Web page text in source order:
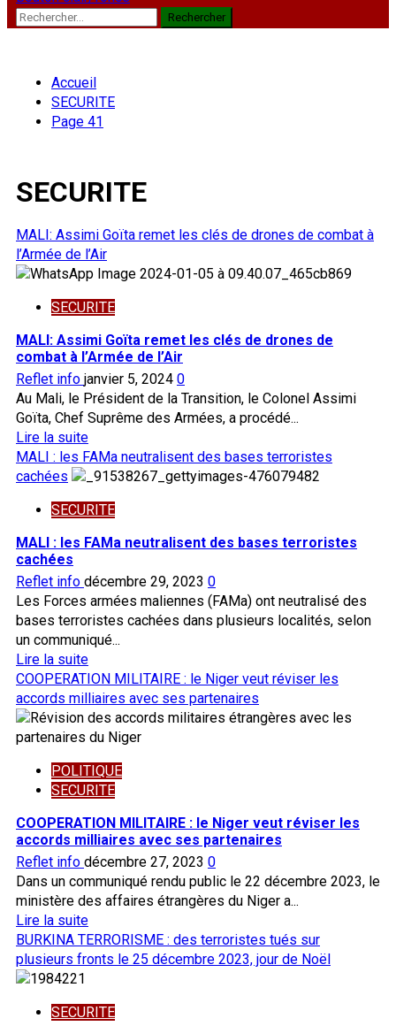
Rechercher :
Accueil
SECURITE
Page 41
SECURITE
MALI: Assimi Goïta remet les clés de drones de combat à
l’Armée de l’Air
SECURITE
MALI: Assimi Goïta remet les clés de drones de
combat à l’Armée de l’Air
Reflet info janvier 5, 2024 0
Au Mali, le Président de la Transition, le Colonel Assimi
Goïta, Chef Suprême des Armées, a procédé...
Lire la suiteEn
savoir
plus
MALI:
Assimi
Goïta
remet
les
clés
de
drones
de
combat
à
l’Armée
de
l’Air
MALI : les FAMa neutralisent des bases terroristes
cachées
SECURITE
MALI : les FAMa neutralisent des bases terroristes
cachées
Reflet info décembre 29, 2023 0
Les Forces armées maliennes (FAMa) ont neutralisé des
bases terroristes cachées dans plusieurs localités, selon
un communiqué...
Lire la suiteEn
savoir
plus
sur
MALI
les
FAMa
neutralisent
des
bases
terroristes
cachées
COOPERATION MILITAIRE : le Niger veut réviser les
accords milliaires avec ses partenaires
POLITIQUE
SECURITE
COOPERATION MILITAIRE : le Niger veut réviser les
accords milliaires avec ses partenaires
Reflet info décembre 27, 2023 0
Dans un communiqué rendu public le 22 décembre 2023, le
ministère des affaires étrangères du Niger a...
Lire la suiteEn
savoir
plus
MILITAIRE
BURKINA TERRORISME : des terroristes tués sur
plusieurs fronts le 25 décembre 2023, jour de Noël
SECURITE